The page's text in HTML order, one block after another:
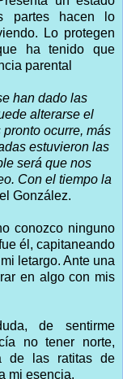
partes hacen lo
Lo protegen
ha tenido que
parental
han dado las
alterarse el
ocurre, más
estuvieron las
será que nos
Con el tiempo la
González.
conozco ninguno
él, capitaneando
letargo. Ante una
en algo con mis
de sentirme
no tener norte,
de las ratitas de
mi esencia.